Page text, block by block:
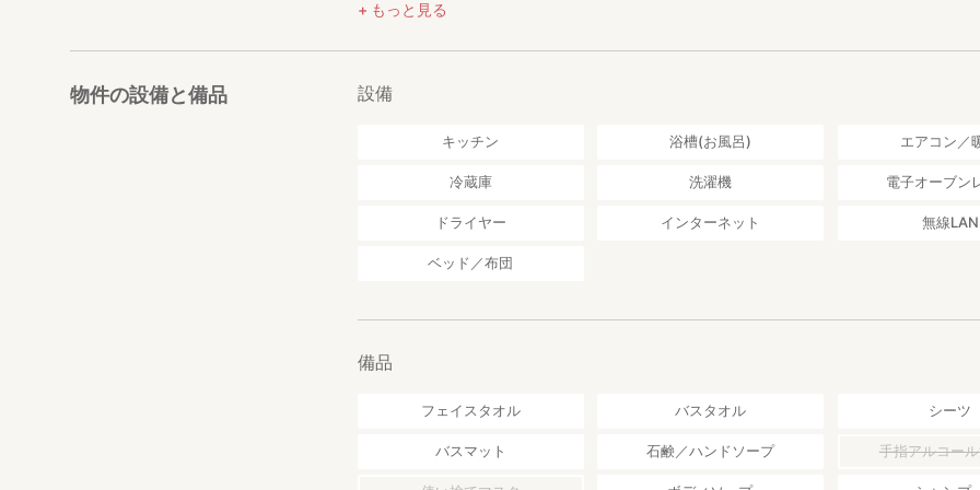
この宿泊先は、十日町の旅行会社HOME HOME NIIGATAが運営しております。
▼その他注意事項
・ゲストの立ち入り範囲
屋内は物置以外は基本的にすべて立ち入り可能です。
お庭には絶対に立ち入らないようお願いいたします。
時間は厳守ください。もし守られない場合はチェックインがスムーズにできない可能性が
〒949-8551 新潟県十日町市馬場丙472
電車の場合：JR飯山線十日町駅から車で10分、土市駅から徒歩15分
・暖房設備も完備しておりますが、古い家ですので冬場は少し寒いこともあります。
もっと見る
物件の設備と備品 設備
キッチン 浴槽(お風呂) エアコン／
冷蔵庫 洗濯機 電子オーブン
ドライヤー インターネット 無線LAN
ベッド／布団
備品
フェイスタオル バスタオル シーツ
バスマット 石鹸／ハンドソープ 手指アルコー